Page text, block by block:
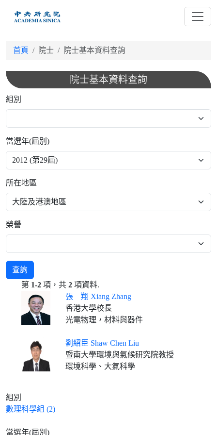
首頁 院士 院士基本資料查詢
院士基本資料查詢
組別
當選年(屆別)
所在地區
榮譽
查詢
第 1-2 項，共 2 項資料.
張 翔 Xiang Zhang
香港大學校長
光電物理，材料與器件
劉紹臣 Shaw Chen Liu
暨南大學環境與氣候研究院教授
環境科學、大氣科學
組別
數理科學組 (2)
當選年(屆別)